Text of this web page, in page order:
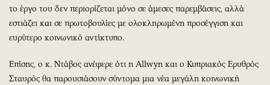
το έργο του δεν περιορίζεται μόνο σε άμεσες παρεμβάσεις, αλλά
εστιάζει και σε πρωτοβουλίες με ολοκληρωμένη προσέγγιση και
ευρύτερο κοινωνικό αντίκτυπο.
Επίσης, ο κ. Ντάβος ανέφερε ότι η Allwyn και ο Κυπριακός Ερυθρός
Σταυρός θα παρουσιάσουν σύντομα μια νέα μεγάλη κοινωνική